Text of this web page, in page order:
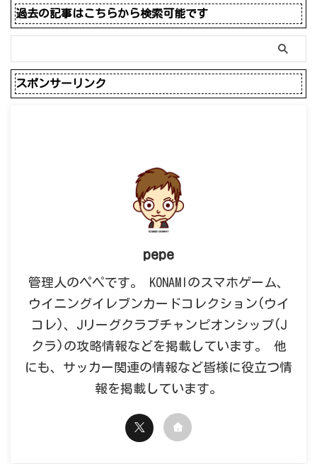
過去の記事はこちらから検索可能です
スポンサーリンク
pepe
管理人のペペです。 KONAMIのスマホゲーム、
ウイニングイレブンカードコレクション(ウイ
コレ)、Jリーグクラブチャンピオンシップ(J
クラ)の攻略情報などを掲載しています。 他
にも、サッカー関連の情報など皆様に役立つ情
報を掲載しています。